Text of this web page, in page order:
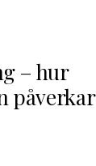
– hur
påverkar